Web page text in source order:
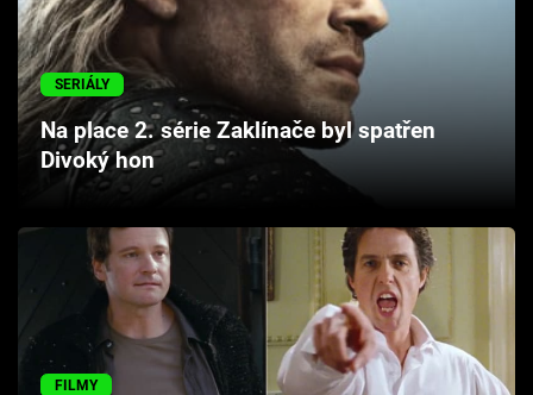
Cool Esport
Pořady
TV Program
Sledujte prima+
Přihlášení
Sledujte nás
SERIÁLY
Na place 2. série Zaklínače byl spatřen
Divoký hon
FILMY